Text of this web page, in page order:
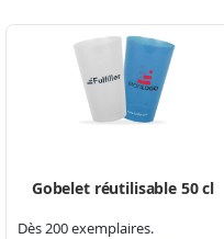
Gobelet réutilisable 50 cl
Dès 200 exemplaires.